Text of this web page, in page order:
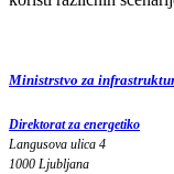
Ministrstvo za
Direktorat za energetiko
Langusova ulica 4
1000 Ljubljana